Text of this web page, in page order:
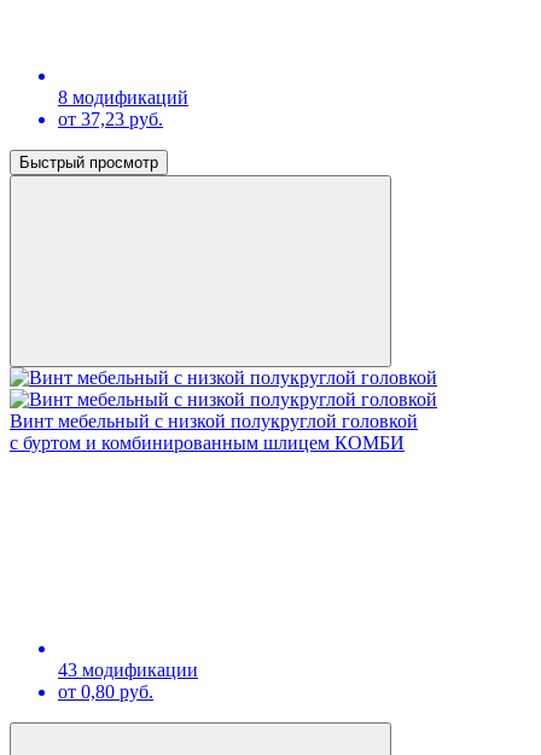
8 модификаций
от 37,23 руб.
Быстрый просмотр
Винт мебельный с низкой полукруглой головкой
с буртом и комбинированным шлицем КОМБИ
43 модификации
от 0,80 руб.